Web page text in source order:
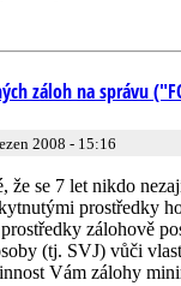
záloh na správu
2008 - 15:16
že se 7 let nikdo
prostředky
zálohově
(tj. SVJ) vůči
Vám zálohy